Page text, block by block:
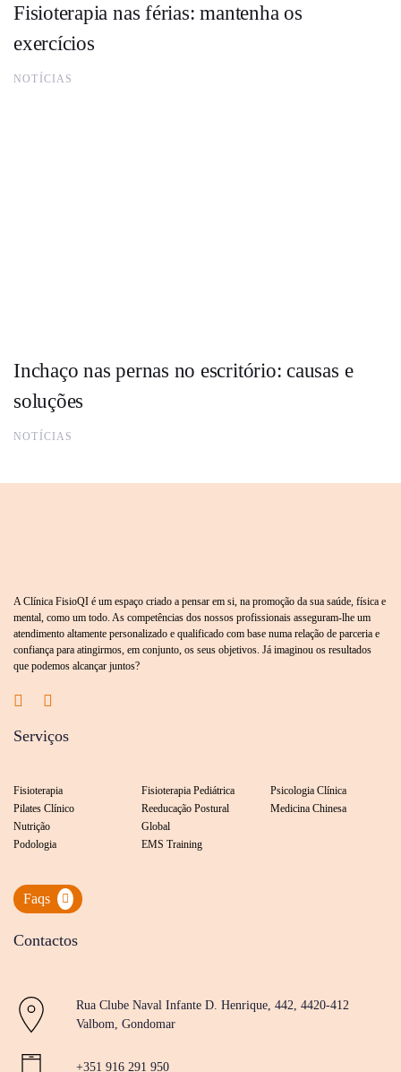
Fisioterapia nas férias: mantenha os
exercícios
NOTÍCIAS
Inchaço nas pernas no escritório: causas e
soluções
NOTÍCIAS
A Clínica FisioQI é um espaço criado a pensar em si, na promoção da sua saúde, física e
mental, como um todo. As competências dos nossos profissionais asseguram-lhe um
atendimento altamente personalizado e qualificado com base numa relação de parceria e
confiança para atingirmos, em conjunto, os seus objetivos. Já imaginou os resultados
que podemos alcançar juntos?
Serviços
Fisioterapia
Pilates Clínico
Nutrição
Podologia
Fisioterapia Pediátrica
Reeducação Postural
Global
EMS Training
Psicologia Clínica
Medicina Chinesa
Faqs
Contactos
Rua Clube Naval Infante D. Henrique, 442, 4420-412
Valbom, Gondomar
+351 916 291 950